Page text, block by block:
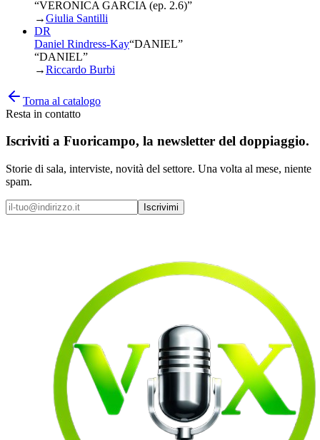
“VERONICA GARCIA (ep. 2.6)”
→Giulia Santilli
DR
Daniel Rindress-Kay“DANIEL”
“DANIEL”
→Riccardo Burbi
Torna al catalogo
Resta in contatto
Iscriviti a Fuoricampo, la newsletter del doppiaggio.
Storie di sala, interviste, novità del settore. Una volta al mese, niente
spam.
Iscrivimi